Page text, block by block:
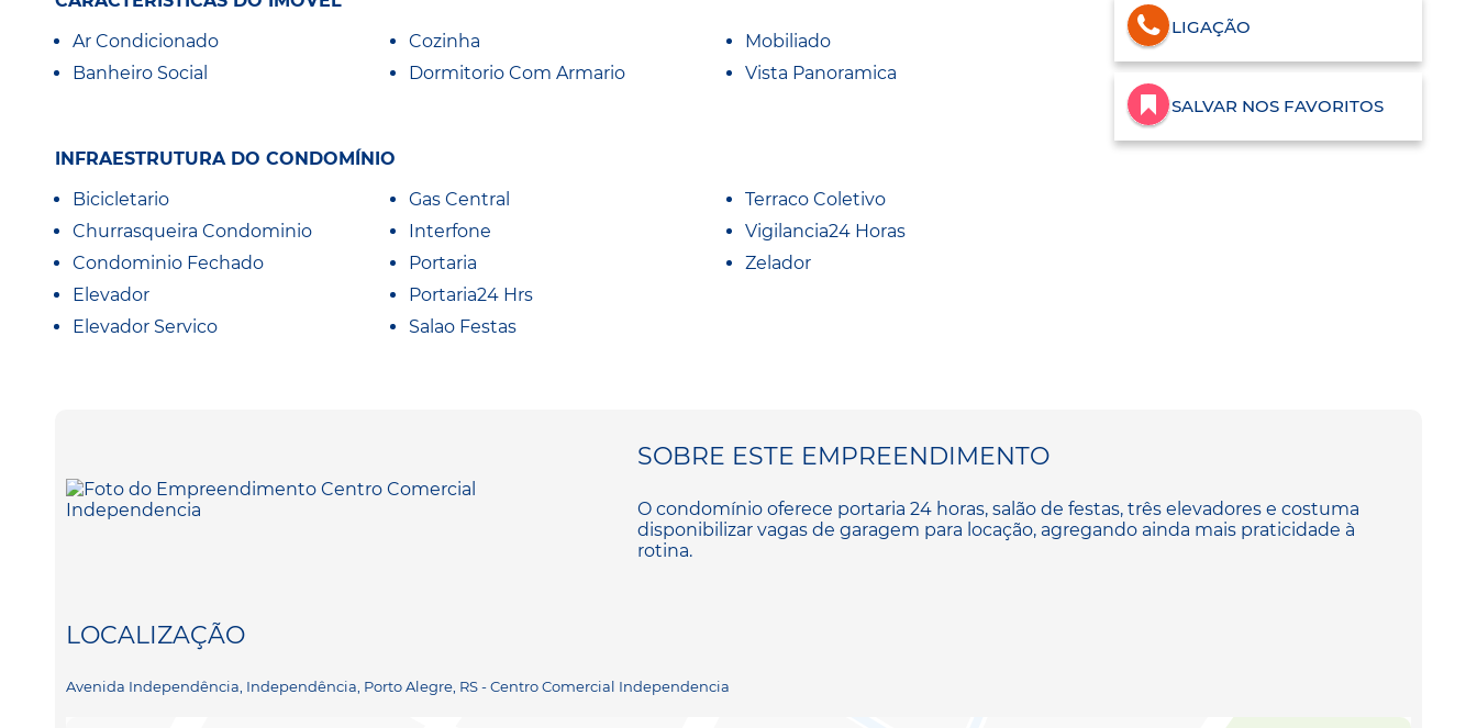
Ar Condicionado
Banheiro Social
Cozinha
Dormitorio Com Armario
Mobiliado
Vista Panoramica
INFRAESTRUTURA DO CONDOMÍNIO
Bicicletario
Churrasqueira Condominio
Condominio Fechado
Elevador
Elevador Servico
Gas Central
Interfone
Portaria
Portaria24 Hrs
Salao Festas
Terraco Coletivo
Vigilancia24 Horas
Zelador
LIGAÇÃO
SALVAR NOS FAVORITOS
SOBRE ESTE EMPREENDIMENTO
O condomínio oferece portaria 24 horas, salão de festas, três elevadores e costuma
disponibilizar vagas de garagem para locação, agregando ainda mais praticidade à
rotina.
LOCALIZAÇÃO
Avenida Independência, Independência, Porto Alegre, RS - Centro Comercial Independencia